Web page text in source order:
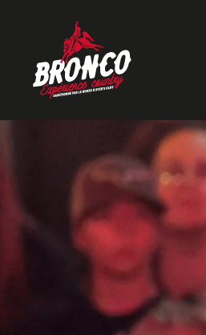
content